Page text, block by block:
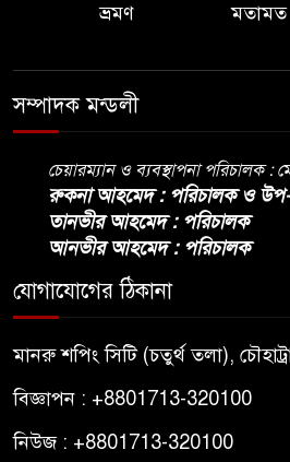
ভ্রমণ
মতামত
সম্পাদক মন্ডলী
চেয়ারম্যান ও ব্যবস্থাপনা পরিচালক
রুকনা আহমেদ : পরিচালক ও উপ-
তানভীর আহমেদ : পরিচালক
আনভীর আহমেদ : পরিচালক
যোগাযোগের ঠিকানা
মানরু শপিং সিটি (চতুর্থ তলা),
বিজ্ঞাপন : +8801713-320100
নিউজ : +8801713-320100